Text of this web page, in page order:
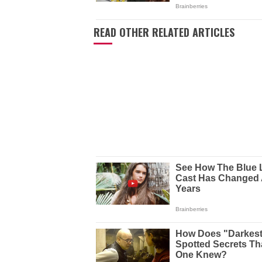
READ OTHER RELATED ARTICLES